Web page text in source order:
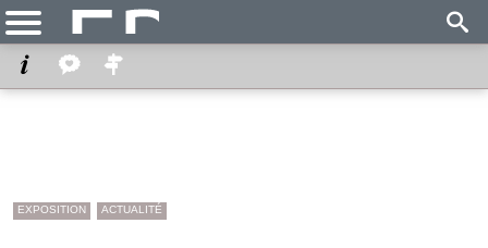
EXPOSITION ACTUALITÉ